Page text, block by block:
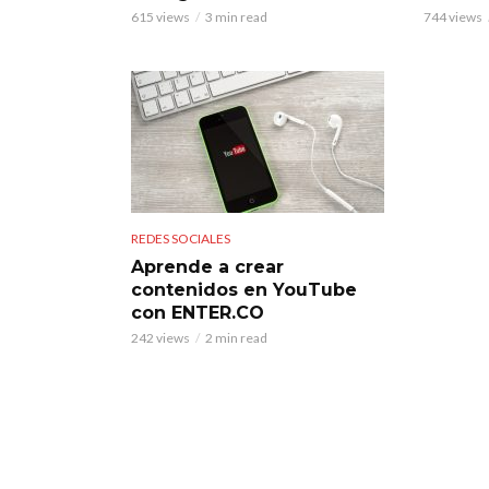
615 views 3 min read 744 views
REDES SOCIALES
Aprende a crear
contenidos en YouTube
con ENTER.CO
242 views 2 min read